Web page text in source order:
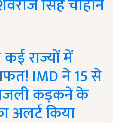
सिंह चौहान
राज्यों में
IMD ने 15 से
कड़कने के
अलर्ट किया